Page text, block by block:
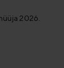
2026.